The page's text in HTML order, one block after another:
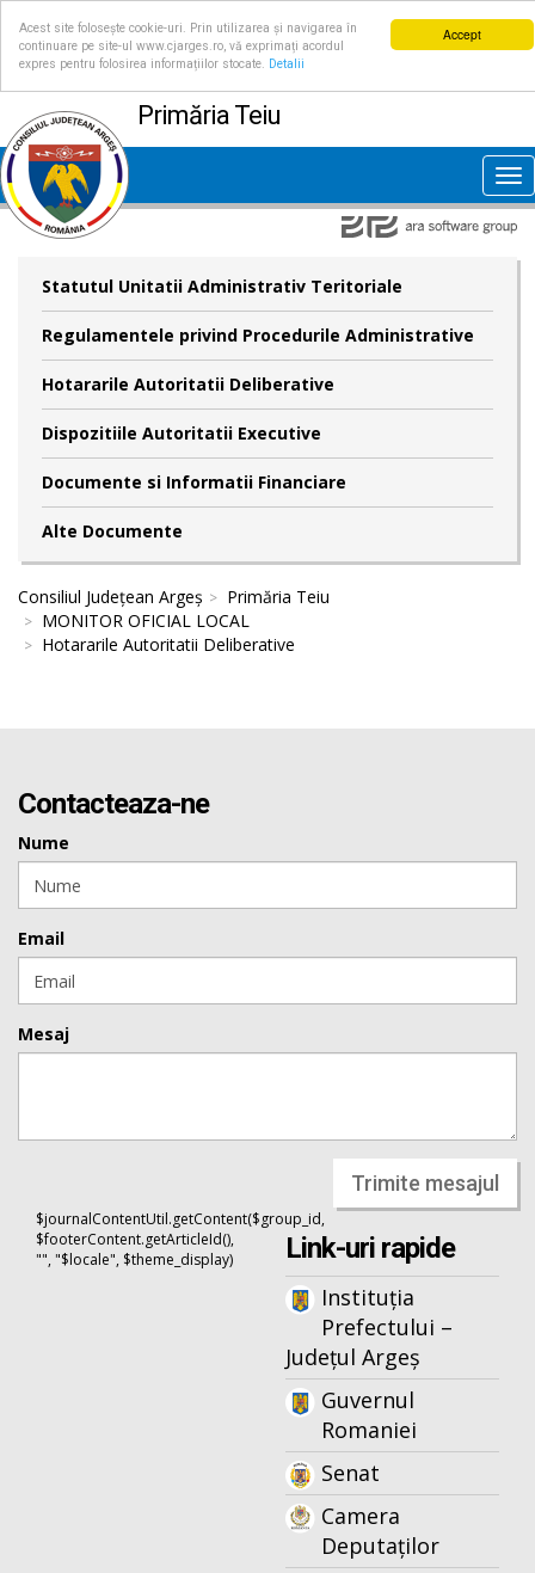
Accept
Acest site folosește cookie-uri. Prin utilizarea și navigarea în
continuare pe site-ul www.cjarges.ro, vă exprimați acordul
expres pentru folosirea informațiilor stocate.
Detalii
Primăria Teiu
Statutul Unitatii Administrativ Teritoriale
Regulamentele privind Procedurile Administrative
Hotararile Autoritatii Deliberative
Dispozitiile Autoritatii Executive
Documente si Informatii Financiare
Alte Documente
Consiliul Județean Argeș
Primăria Teiu
MONITOR OFICIAL LOCAL
Hotararile Autoritatii Deliberative
Contacteaza-ne
Nume
Email
Mesaj
Trimite mesajul
$journalContentUtil.getContent($group_id,
$footerContent.getArticleId(),
"", "$locale", $theme_display)
Link-uri rapide
Instituția
Prefectului –
Județul Argeș
Guvernul
Romaniei
Senat
Camera
Deputaților